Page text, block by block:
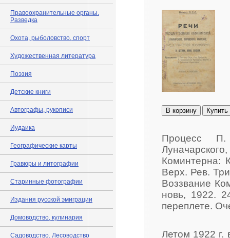
Правоохранительные органы.
Разведка
Охота, рыболовство, спорт
Художественная литература
Поэзия
Детские книги
Автографы, рукописи
Иудаика
Географические карты
Гравюры и литографии
Старинные фотографии
Издания русской эмиграции
Домоводство, кулинария
Садоводство. Лесоводство
В корзину Купить
Процесс П.
Коминтерна:
Верх. Рев.
Воззвание
новь, 1922.
переплете.
Летом 1922 г.